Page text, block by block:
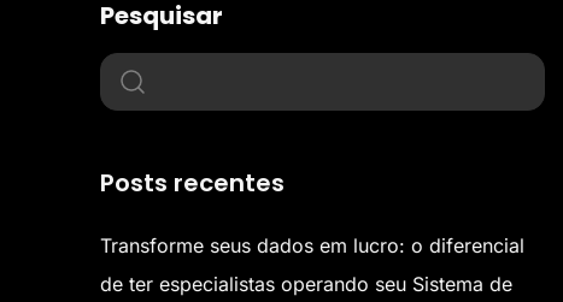
Pesquisar
Posts recentes
Transforme seus dados em lucro: o diferencial
de ter especialistas operando seu Sistema de